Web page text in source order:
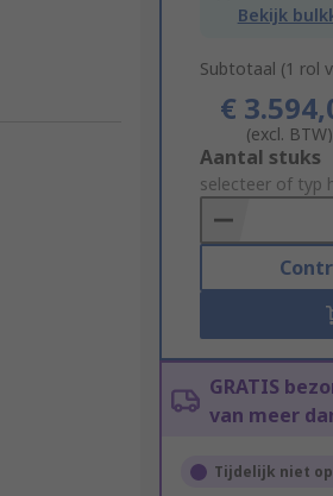
Bekijk
Subtotaal (1 rol
€
(excl. BTW)
Add
to
Basket
Aantal stuks
selecteer of typ
GRATIS
van meer
Tijdelijk niet